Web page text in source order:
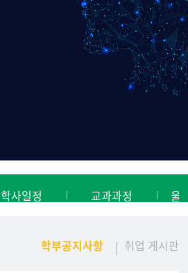
학사일정 교과과정 울
학부공지사항 취업 게시판